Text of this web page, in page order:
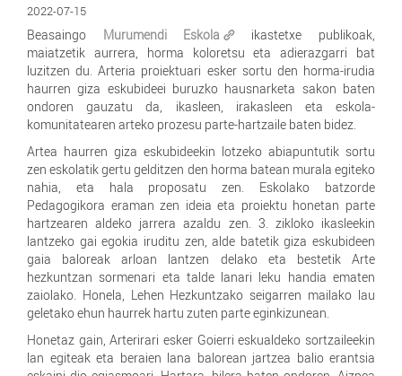
2022-07-15
Beasaingo Murumendi Eskola
ikastetxe publikoak,
maiatzetik aurrera, horma koloretsu eta adierazgarri bat
luzitzen du. Arteria proiektuari esker sortu den horma-irudia
haurren giza eskubideei buruzko hausnarketa sakon baten
ondoren gauzatu da, ikasleen, irakasleen eta eskola-
komunitatearen arteko prozesu parte-hartzaile baten bidez.
Artea haurren giza eskubideekin lotzeko abiapuntutik sortu
zen eskolatik gertu gelditzen den horma batean murala egiteko
nahia, eta hala proposatu zen. Eskolako batzorde
Pedagogikora eraman zen ideia eta proiektu honetan parte
hartzearen aldeko jarrera azaldu zen. 3. zikloko ikasleekin
lantzeko gai egokia iruditu zen, alde batetik giza eskubideen
gaia baloreak arloan lantzen delako eta bestetik Arte
hezkuntzan sormenari eta talde lanari leku handia ematen
zaiolako. Honela, Lehen Hezkuntzako seigarren mailako lau
geletako ehun haurrek hartu zuten parte eginkizunean.
Honetaz gain, Arterirari esker Goierri eskualdeko sortzaileekin
lan egiteak eta beraien lana balorean jartzea balio erantsia